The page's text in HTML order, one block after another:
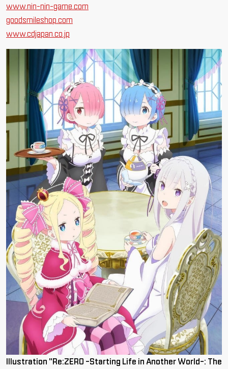
www.nin-nin-game.com
goodsmileshop.com
www.cdjapan.co.jp
Illustration "Re:ZERO -Starting Life in Another World-: The